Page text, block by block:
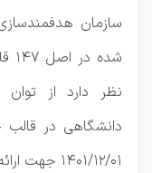
سازمان
نظر دارد از
دانشگاهی در قالب
1401/12/01 جهت ارائه خدمات بهره گیرد.